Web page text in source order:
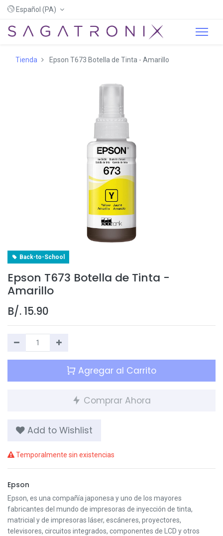
Español (PA)
Tienda Epson T673 Botella de Tinta - Amarillo
Back-to-School
Epson T673 Botella de Tinta -
Amarillo
B/. 15.90
Agregar al Carrito
Comprar Ahora
Add to Wishlist
Temporalmente sin existencias
Epson
Epson, es una compañía japonesa y uno de los mayores
fabricantes del mundo de impresoras de inyección de tinta,
matricial y de impresoras láser, escáneres, proyectores,
televisores, circuitos integrados, componentes de LCD y otros